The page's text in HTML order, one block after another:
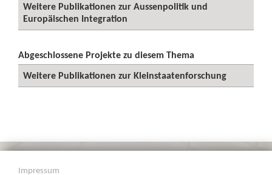
Weitere Publikationen zur Aussenpolitik und
Europäischen Integration
Abgeschlossene Projekte zu diesem Thema
Weitere Publikationen zur Kleinstaatenforschung
Impressum